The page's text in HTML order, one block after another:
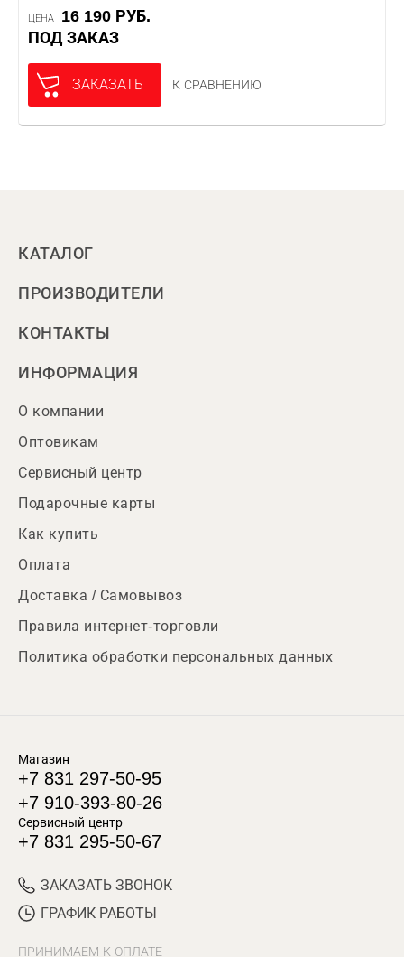
ЦЕНА
16 190 РУБ.
ПОД ЗАКАЗ
ЗАКАЗАТЬ К СРАВНЕНИЮ
КАТАЛОГ
ПРОИЗВОДИТЕЛИ
КОНТАКТЫ
ИНФОРМАЦИЯ
О компании
Оптовикам
Сервисный центр
Подарочные карты
Как купить
Оплата
Доставка / Самовывоз
Правила интернет-торговли
Политика обработки персональных данных
Магазин
+7 831 297-50-95
+7 910-393-80-26
Сервисный центр
+7 831 295-50-67
ЗАКАЗАТЬ ЗВОНОК
ГРАФИК РАБОТЫ
ПРИНИМАЕМ К ОПЛАТЕ